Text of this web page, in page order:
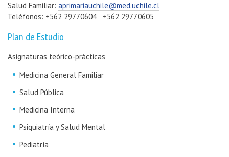
Salud Familiar: aprimariauchile@med.uchile.cl
Teléfonos: +562 29770604 +562 29770605
Plan de Estudio
Asignaturas teórico-prácticas
Medicina General Familiar
Salud Pública
Medicina Interna
Psiquiatría y Salud Mental
Pediatría